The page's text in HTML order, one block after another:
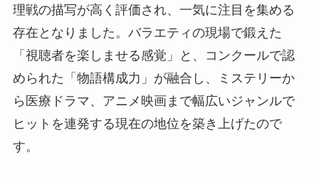
理戦の描写が高く評価され、一気に注目を集める
存在となりました。バラエティの現場で鍛えた
「視聴者を楽しませる感覚」と、コンクールで認
められた「物語構成力」が融合し、ミステリーか
ら医療ドラマ、アニメ映画まで幅広いジャンルで
ヒットを連発する現在の地位を築き上げたので
す。